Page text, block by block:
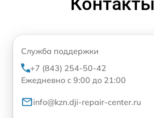
Служба поддержки
+7 (843) 254-50-42
Ежедневно с 9:00 до 21:00
info@kzn.dji-repair-center.ru